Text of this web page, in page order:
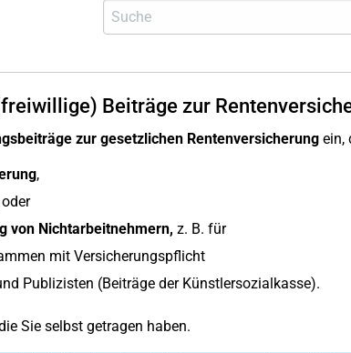
Beiträge zur
zur gesetzlichen Rentenversicherungein,
,
von Nichtarbeitnehmern, z. B. für
mit Versicherungspflicht
Publizisten (Beiträge der Künstlersozialkasse).
Sie selbst getragen haben.